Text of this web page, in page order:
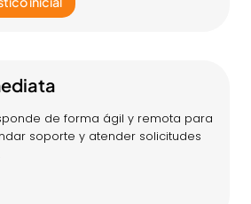
de forma ágil y remota para
soporte y atender solicitudes